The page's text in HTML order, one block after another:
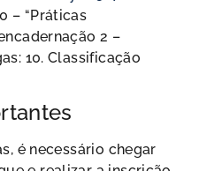
– “Práticas
2 –
10. Classificação
é necessário chegar